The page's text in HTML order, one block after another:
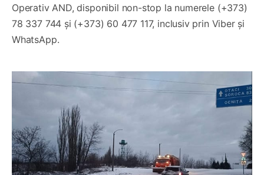
Operativ AND, disponibil non-stop la numerele (+373)
78 337 744 și (+373) 60 477 117, inclusiv prin Viber și
WhatsApp.